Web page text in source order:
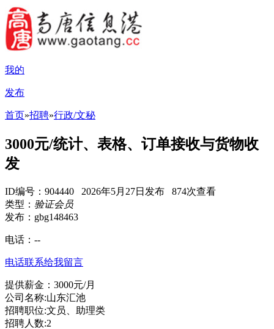
我的
发布
首页»招聘»行政/文秘
3000元/统计、表格、订单接收与货物收
发
ID编号：904440 2026年5月27日发布 874次查看
类型： 验证会员
发布：gbg148463
电话： --
电话联系给我留言
提供薪金：3000元/月
公司名称:山东汇池
招聘职位:文员、助理类
招聘人数:2